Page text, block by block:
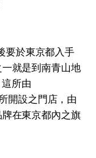
要於東京都入手
就是到南青山地
所由
開設之門店，由
在東京都內之旗